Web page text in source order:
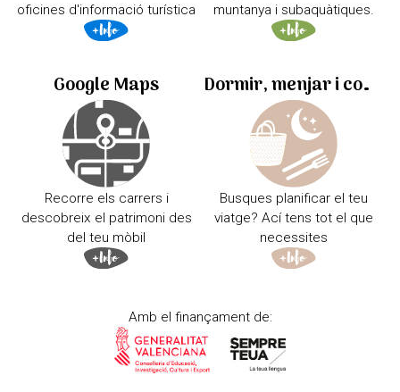
oficines d'informació turística
muntanya i subaquàtiques.
Google Maps
Recorre els carrers i
descobreix el patrimoni des
del teu mòbil
Dormir, menjar i comprar
Busques planificar el teu
viatge? Ací tens tot el que
necessites
Amb el finançament de: